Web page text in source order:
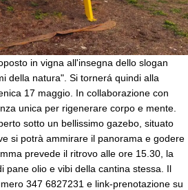
in vigna all'insegna dello slogan
della natura". Si tornerá quindi alla
17 maggio. In collaborazione con
unica per rigenerare corpo e mente.
sotto un bellissimo gazebo, situato
si potrà ammirare il panorama e godere
prevede il ritrovo alle ore 15.30, la
pane olio e vibi della cantina stessa. Il
347 6827231 e link-prenotazione su